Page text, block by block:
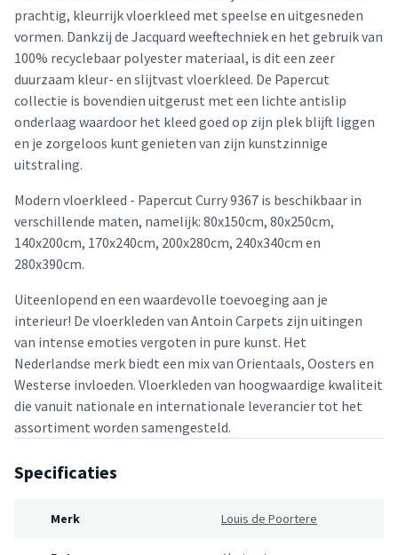
prachtig, kleurrijk vloerkleed met speelse en uitgesneden
vormen. Dankzij de Jacquard weeftechniek en het gebruik van
100% recyclebaar polyester materiaal, is dit een zeer
duurzaam kleur- en slijtvast vloerkleed. De Papercut
collectie is bovendien uitgerust met een lichte antislip
onderlaag waardoor het kleed goed op zijn plek blijft liggen
en je zorgeloos kunt genieten van zijn kunstzinnige
uitstraling.
Modern vloerkleed - Papercut Curry 9367 is beschikbaar in
verschillende maten, namelijk: 80x150cm, 80x250cm,
140x200cm, 170x240cm, 200x280cm, 240x340cm en
280x390cm.
Uiteenlopend en een waardevolle toevoeging aan je
interieur! De vloerkleden van Antoin Carpets zijn uitingen
van intense emoties vergoten in pure kunst. Het
Nederlandse merk biedt een mix van Orientaals, Oosters en
Westerse invloeden. Vloerkleden van hoogwaardige kwaliteit
die vanuit nationale en internationale leverancier tot het
assortiment worden samengesteld.
Specificaties
Merk Louis de Poortere